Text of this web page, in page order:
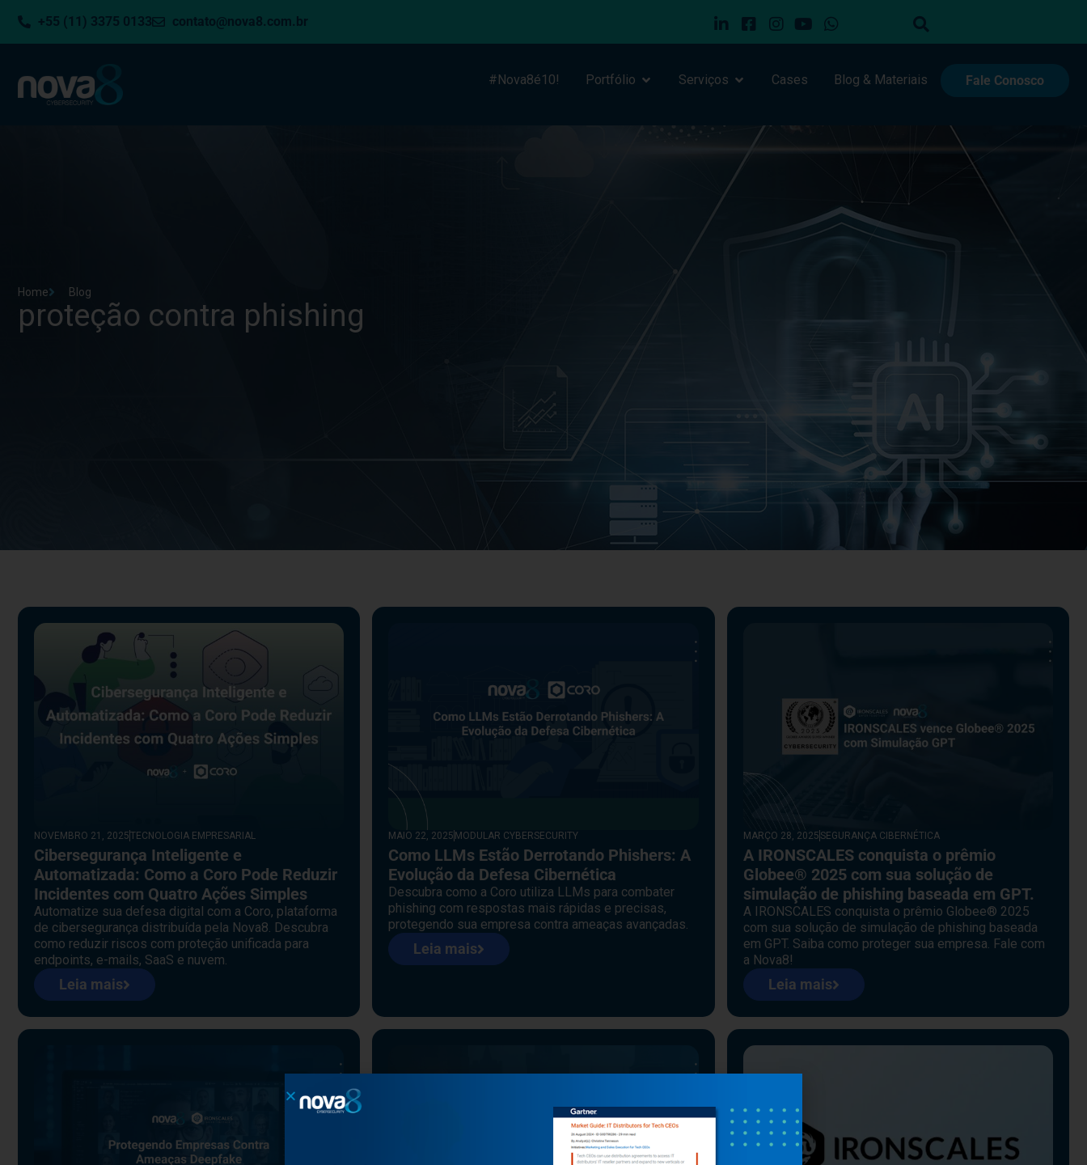
+55 (11) 3375 0133 contato@nova8.com.br
#Nova8é10! Portfólio Serviços Cases Blog & Materiais Fale Conosco
Home Blog
proteção contra phishing
NOVEMBRO 21, 2025TECNOLOGIA EMPRESARIAL
Cibersegurança Inteligente e
Automatizada: Como a Coro Pode Reduzir
Incidentes com Quatro Ações Simples
Automatize sua defesa digital com a Coro, plataforma
de cibersegurança distribuída pela Nova8. Descubra
como reduzir riscos com proteção unificada para
endpoints, e-mails, SaaS e nuvem.
Leia mais
MAIO 22, 2025 MODULAR CYBERSECURITY
Como LLMs Estão Derrotando Phishers: A
Evolução da Defesa Cibernética
Descubra como a Coro utiliza LLMs para combater
phishing com respostas mais rápidas e precisas,
protegendo sua empresa contra ameaças avançadas.
Leia mais
MARÇO 28, 2025 SEGURANÇA CIBERNÉTICA
A IRONSCALES conquista o prêmio
Globee® 2025 com sua solução de
simulação de phishing baseada em GPT.
A IRONSCALES conquista o prêmio Globee® 2025
com sua solução de simulação de phishing baseada
em GPT. Saiba como proteger sua empresa. Fale com
a Nova8!
Leia mais